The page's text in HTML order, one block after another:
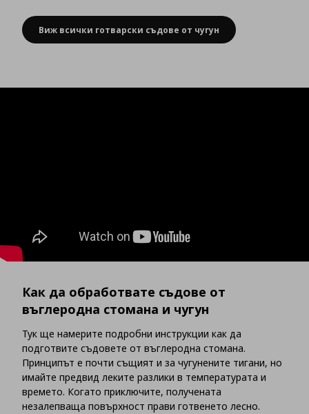
Виж всички готварски съдове от чугун
Как да обработвате съдове от
въглеродна стомана и чугун
Тук ще намерите подробни инструкции как да
подготвите съдовете от въглеродна стомана.
Принципът е почти същият и за чугунените тигани, но
имайте предвид леките разлики в температурата и
времето. Когато приключите, получената
незалепваща повърхност прави готвенето лесно.